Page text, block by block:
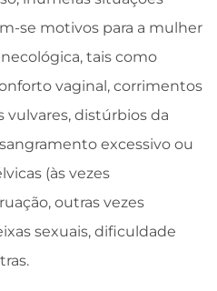
se motivos para a mulher
tais como
vaginal, corrimentos
vulvares, distúrbios da
excessivo ou
(às vezes
outras vezes
sexuais, dificuldade